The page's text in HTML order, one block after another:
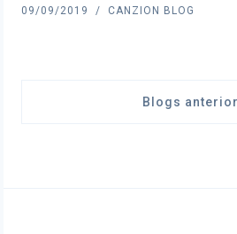
09/09/2019 CANZION BLOG
Blogs